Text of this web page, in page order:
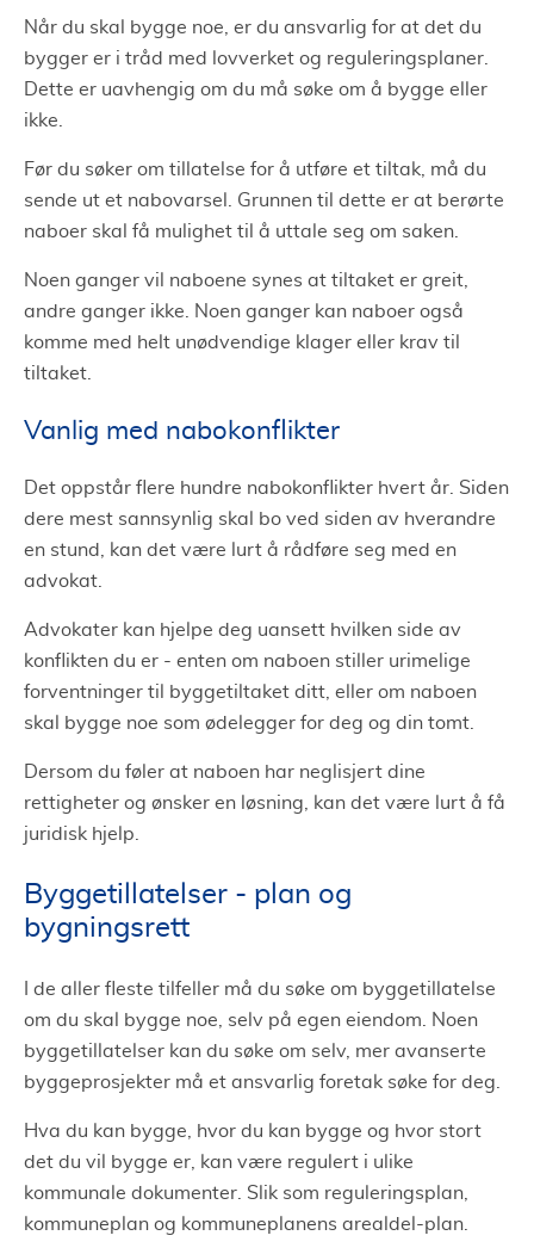
Når du skal bygge noe, er du ansvarlig for at det du
bygger er i tråd med lovverket og reguleringsplaner.
Dette er uavhengig om du må søke om å bygge eller
ikke.
Før du søker om tillatelse for å utføre et tiltak, må du
sende ut et nabovarsel. Grunnen til dette er at berørte
naboer skal få mulighet til å uttale seg om saken.
Noen ganger vil naboene synes at tiltaket er greit,
andre ganger ikke. Noen ganger kan naboer også
komme med helt unødvendige klager eller krav til
tiltaket.
Vanlig med nabokonflikter
Det oppstår flere hundre nabokonflikter hvert år. Siden
dere mest sannsynlig skal bo ved siden av hverandre
en stund, kan det være lurt å rådføre seg med en
advokat.
Advokater kan hjelpe deg uansett hvilken side av
konflikten du er - enten om naboen stiller urimelige
forventninger til byggetiltaket ditt, eller om naboen
skal bygge noe som ødelegger for deg og din tomt.
Dersom du føler at naboen har neglisjert dine
rettigheter og ønsker en løsning, kan det være lurt å få
juridisk hjelp.
Byggetillatelser - plan og
bygningsrett
I de aller fleste tilfeller må du søke om byggetillatelse
om du skal bygge noe, selv på egen eiendom. Noen
byggetillatelser kan du søke om selv, mer avanserte
byggeprosjekter må et ansvarlig foretak søke for deg.
Hva du kan bygge, hvor du kan bygge og hvor stort
det du vil bygge er, kan være regulert i ulike
kommunale dokumenter. Slik som reguleringsplan,
kommuneplan og kommuneplanens arealdel-plan.